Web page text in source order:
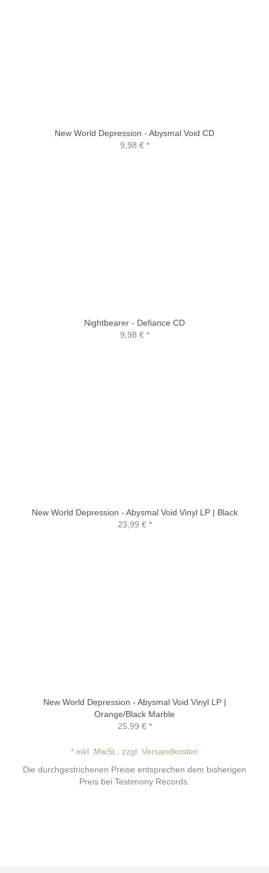
New World Depression - Abysmal Void CD
9,98 €*
Nightbearer - Defiance CD
9,98 €*
New World Depression - Abysmal Void Vinyl LP | Black
23,99 €*
New World Depression - Abysmal Void Vinyl LP |
Orange/Black Marble
25,99 €*
* inkl. MwSt., zzgl. Versandkosten
Die durchgestrichenen Preise entsprechen dem bisherigen
Preis bei Testimony Records.